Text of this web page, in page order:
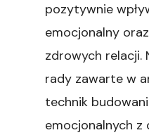
pozytywnie
emocjonalny
zdrowych relacji.
rady zawarte w
technik
emocjonalnych z